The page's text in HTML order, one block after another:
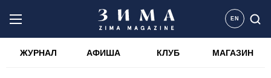
EN
ЖУРНАЛ АФИША КЛУБ МАГАЗИН